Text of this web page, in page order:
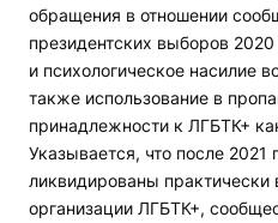
обращения в отношении
президентских выборов
и психологическое насилие
также использование в
принадлежности к ЛГБТК+
Указывается, что после 2021
ликвидированы
организации ЛГБТК+,